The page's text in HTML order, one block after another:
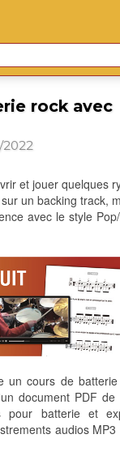
rock avec
et jouer quelques
un backing track,
avec le style
un cours de
document PDF de
pour batterie et
audios MP3